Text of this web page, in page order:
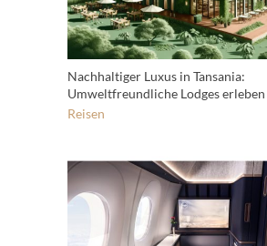
Nachhaltiger Luxus in Tansania:
Umweltfreundliche Lodges erleben
Reisen